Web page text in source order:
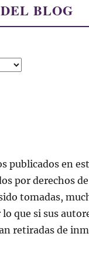
BLOG
publicados en
por derechos
tomadas,
que si sus
retiradas de